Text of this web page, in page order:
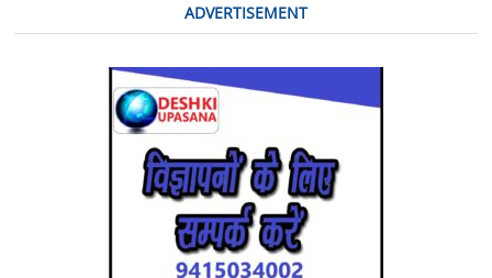
ADVERTISEMENT